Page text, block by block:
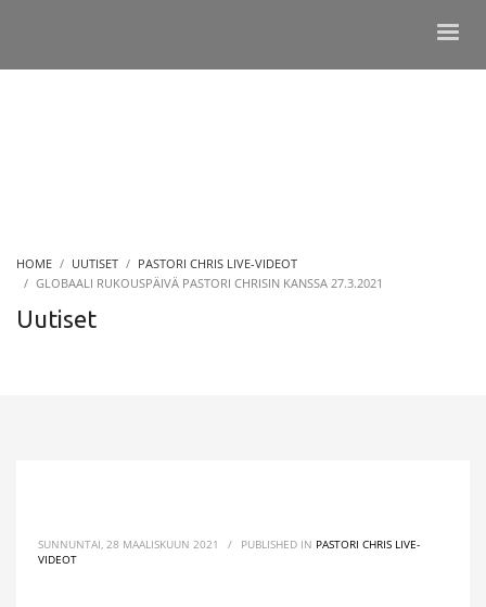
HOME UUTISET
PASTORI CHRIS LIVE-VIDEOT
GLOBAALI RUKOUSPÄIVÄ PASTORI CHRISIN KANSSA 27.3.2021
Uutiset
SUNNUNTAI, 28 MAALISKUUN 2021 / PUBLISHED IN PASTORI CHRIS LIVE-
VIDEOT